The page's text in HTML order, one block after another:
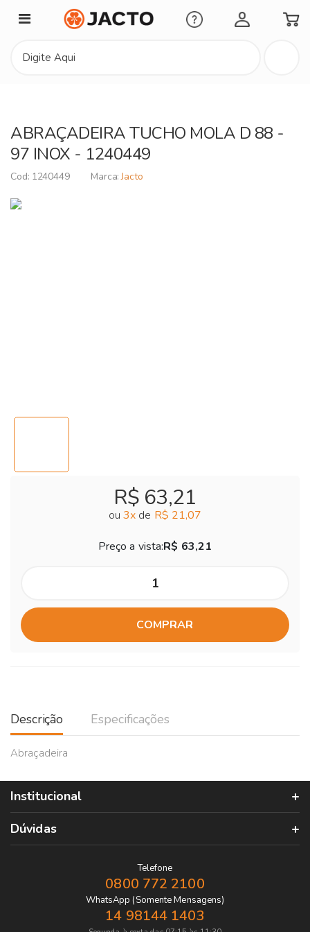
Minha Conta
ABRAÇADEIRA TUCHO MOLA D 88 -
97 INOX - 1240449
1240449 Jacto
R$ 63,21
ou 3x de R$ 21,07
Preço a vista:R$ 63,21
COMPRAR
Descrição Especificações
Abraçadeira
Institucional
Dúvidas
Telefone
0800 772 2100
WhatsApp (Somente Mensagens)
14 98144 1403